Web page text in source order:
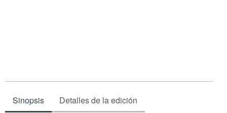
Sinopsis Detalles de la edición